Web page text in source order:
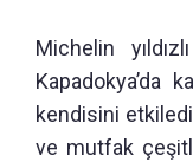
Michelin
Kapadokya’da
kendisini
ve mutfak